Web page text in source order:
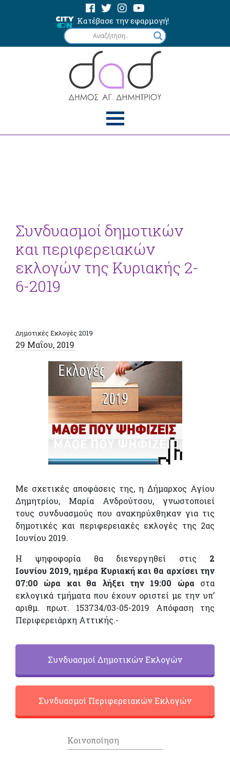
Κατέβασε την εφαρμογή!
Συνδυασμοί δημοτικών
και περιφερειακών
εκλογών της Κυριακής 2-
6-2019
Δημοτικές Εκλογές 2019
29 Μαΐου, 2019
Με σχετικές αποφάσεις της, η Δήμαρχος Αγίου
Δημητρίου, Μαρία Ανδρούτσου, γνωστοποιεί
τους συνδυασμούς που ανακηρύχθηκαν για τις
δημοτικές και περιφερειακές εκλογές της 2ας
Ιουνίου 2019.
Η ψηφοφορία θα διενεργηθεί στις 2
Ιουνίου 2019, ημέρα Κυριακή και θα αρχίσει την
07:00 ώρα και θα λήξει την 19:00 ώρα στα
εκλογικά τμήματα που έχουν οριστεί με την υπ’
αριθμ. πρωτ. 153734/03-05-2019 Απόφαση της
Περιφερειάρχη Αττικής.-
Συνδυασμοί Δημοτικών Εκλογών
Συνδυασμοί Περιφερειακών Εκλογών
Κοινοποίηση